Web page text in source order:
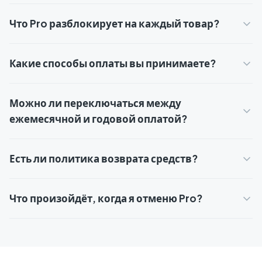
Что Pro разблокирует на каждый товар?
Какие способы оплаты вы принимаете?
Можно ли переключаться между
ежемесячной и годовой оплатой?
Есть ли политика возврата средств?
Что произойдёт, когда я отменю Pro?